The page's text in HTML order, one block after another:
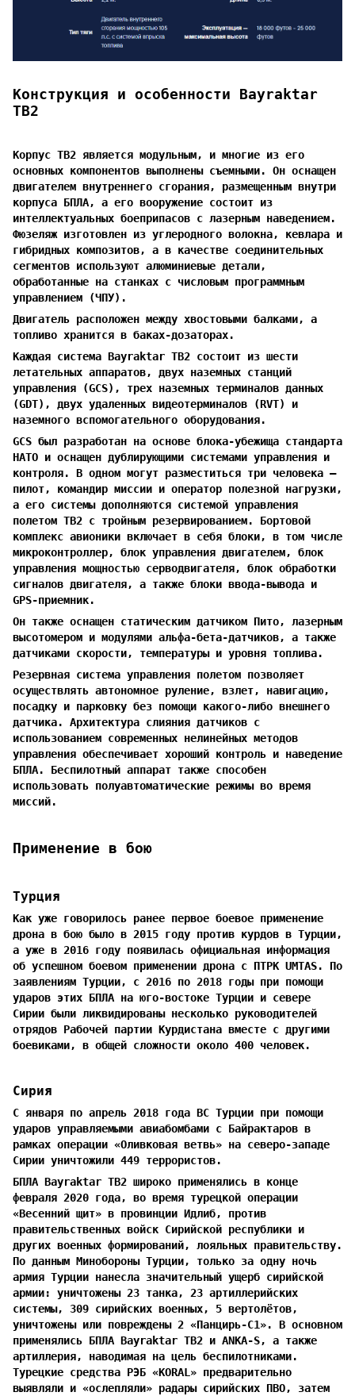
Конструкция и особенности Bayraktar
TB2
Корпус TB2 является модульным, и многие из его
основных компонентов выполнены съемными. Он оснащен
двигателем внутреннего сгорания, размещенным внутри
корпуса БПЛА, а его вооружение состоит из
интеллектуальных боеприпасов с лазерным наведением.
Фюзеляж изготовлен из углеродного волокна, кевлара и
гибридных композитов, а в качестве соединительных
сегментов используют алюминиевые детали,
обработанные на станках с числовым программным
управлением (ЧПУ).
Двигатель расположен между хвостовыми балками, а
топливо хранится в баках-дозаторах.
Каждая система Bayraktar TB2 состоит из шести
летательных аппаратов, двух наземных станций
управления (GCS), трех наземных терминалов данных
(GDT), двух удаленных видеотерминалов (RVT) и
наземного вспомогательного оборудования.
GCS был разработан на основе блока-убежища стандарта
НАТО и оснащен дублирующими системами управления и
контроля. В одном могут разместиться три человека —
пилот, командир миссии и оператор полезной нагрузки,
а его системы дополняются системой управления
полетом TB2 с тройным резервированием. Бортовой
комплекс авионики включает в себя блоки, в том числе
микроконтроллер, блок управления двигателем, блок
управления мощностью серводвигателя, блок обработки
сигналов двигателя, а также блоки ввода-вывода и
GPS-приемник.
Он также оснащен статическим датчиком Пито, лазерным
высотомером и модулями альфа-бета-датчиков, а также
датчиками скорости, температуры и уровня топлива.
Резервная система управления полетом позволяет
осуществлять автономное руление, взлет, навигацию,
посадку и парковку без помощи какого-либо внешнего
датчика. Архитектура слияния датчиков с
использованием современных нелинейных методов
управления обеспечивает хороший контроль и наведение
БПЛА. Беспилотный аппарат также способен
использовать полуавтоматические режимы во время
миссий.
Применение в бою
Турция
Как уже говорилось ранее первое боевое применение
дрона в бою было в 2015 году против курдов в Турции,
а уже в 2016 году появилась официальная информация
об успешном боевом применении дрона с ПТРК UMTAS. По
заявлениям Турции, с 2016 по 2018 годы при помощи
ударов этих БПЛА на юго-востоке Турции и севере
Сирии были ликвидированы несколько руководителей
отрядов Рабочей партии Курдистана вместе с другими
боевиками, в общей сложности около 400 человек.
Сирия
С января по апрель 2018 года ВС Турции при помощи
ударов управляемыми авиабомбами с Байрактаров в
рамках операции «Оливковая ветвь» на северо-западе
Сирии уничтожили 449 террористов.
БПЛА Bayraktar TB2 широко применялись в конце
февраля 2020 года, во время турецкой операции
«Весенний щит» в провинции Идлиб, против
правительственных войск Сирийской республики и
других военных формирований, лояльных правительству.
По данным Минобороны Турции, только за одну ночь
армия Турции нанесла значительный ущерб сирийской
армии: уничтожены 23 танка, 23 артиллерийских
системы, 309 сирийских военных, 5 вертолётов,
уничтожены или повреждены 2 «Панцирь-С1». В основном
применялись БПЛА Bayraktar TB2 и ANKA-S, а также
артиллерия, наводимая на цель беспилотниками.
Турецкие средства РЭБ «KORAL» предварительно
выявляли и «ослепляли» радары сирийских ПВО, затем